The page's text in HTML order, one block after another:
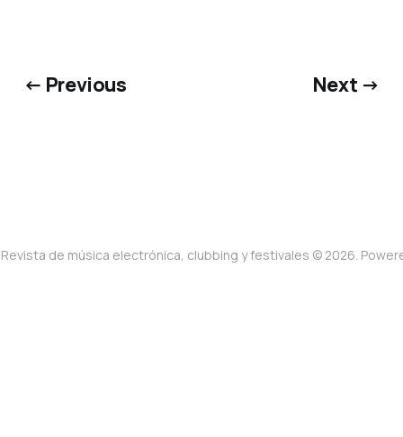
← Previous Next →
de música electrónica, clubbing y festivales © 2026.